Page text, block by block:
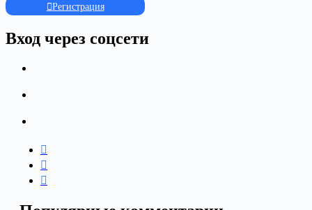
Регистрация
Вход через соцсети